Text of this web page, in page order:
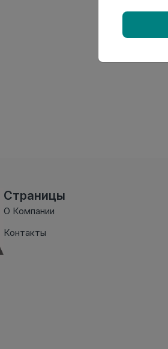
Страницы
О Компании
Контакты